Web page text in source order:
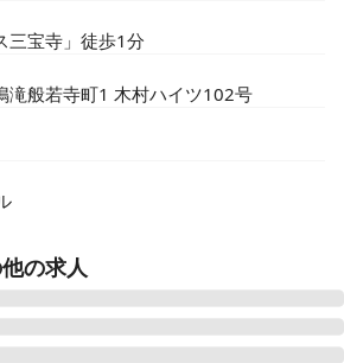
三宝寺」徒歩1分
滝般若寺町1 木村ハイツ102号
の求人